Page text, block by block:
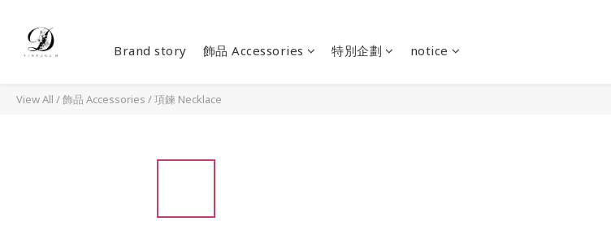
Brand story 飾品 Accessories 特別企劃 notice
View All /飾品 Accessories /項鍊 Necklace